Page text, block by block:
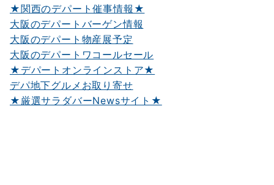
★関西のデパート催事情報★
大阪のデパートバーゲン情報
大阪のデパート物産展予定
大阪のデパートワコールセール
★デパートオンラインストア★
デパ地下グルメお取り寄せ
★厳選サラダバーNewsサイト★